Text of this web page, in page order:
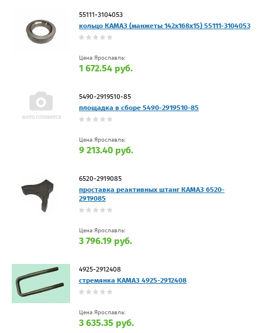
55111-3104053
кольцо КАМАЗ (манжеты 142х168х15) 55111-3104053
Цена Ярославль:
1 672.54 руб.
5490-2919510-85
площадка в сборе 5490-2919510-85
Цена Ярославль:
9 213.40 руб.
6520-2919085
проставка реактивных штанг КАМАЗ 6520-
2919085
Цена Ярославль:
3 796.19 руб.
4925-2912408
стремянка КАМАЗ 4925-2912408
Цена Ярославль:
3 635.35 руб.